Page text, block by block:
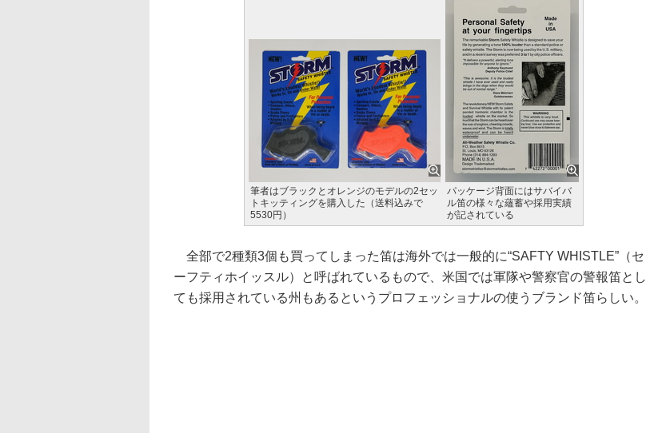
筆者はブラックとオレンジのモデルの2セッ
トキッティングを購入した（送料込みで
5530円）
パッケージ背面にはサバイバ
ル笛の様々な蘊蓄や採用実績
が記されている
全部で2種類3個も買ってしまった笛は海外では一般的に“SAFTY WHISTLE”（セ
ーフティホイッスル）と呼ばれているもので、米国では軍隊や警察官の警報笛とし
ても採用されている州もあるというプロフェッショナルの使うブランド笛らしい。